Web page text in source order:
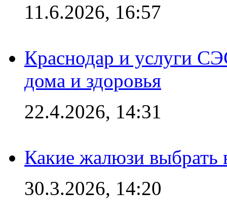
11.6.2026, 16:57
Краснодар и услуги
дома и здоровья
22.4.2026, 14:31
Какие жалюзи выбрать
30.3.2026, 14:20